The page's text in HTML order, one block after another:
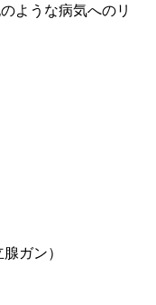
ような病気へのリ
ガン）